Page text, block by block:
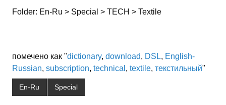
Folder: En-Ru > Special > TECH > Textile
помечено как "dictionary, download, DSL, English-
Russian, subscription, technical , textile, текстильный"
En-Ru Special